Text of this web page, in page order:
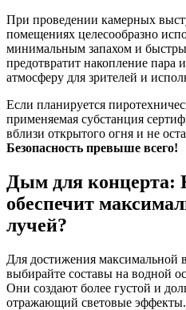
При проведении камерных
помещениях целесообразно
минимальным запахом и
предотвратит накопление пара
атмосферу для зрителей и
Если планируется
применяемая субстанция
вблизи открытого огня и не
Безопасность превыше всего!
Дым для концерта:
обеспечит
лучей?
Для достижения максимальной
выбирайте составы на водной
Они создают более густой и
отражающий световые эффекты.